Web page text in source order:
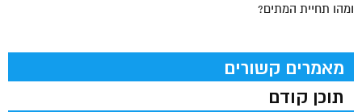
ומהו תחיית המתים?
מאמרים קשורים
תוכן קודם